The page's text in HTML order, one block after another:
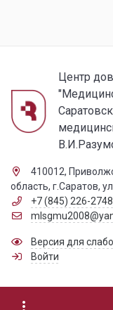
Центр
410012,
область, г.Саратов,
+7 (845) 226-2748
Версия для
Войти